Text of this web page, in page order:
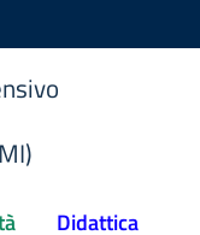
Didattica